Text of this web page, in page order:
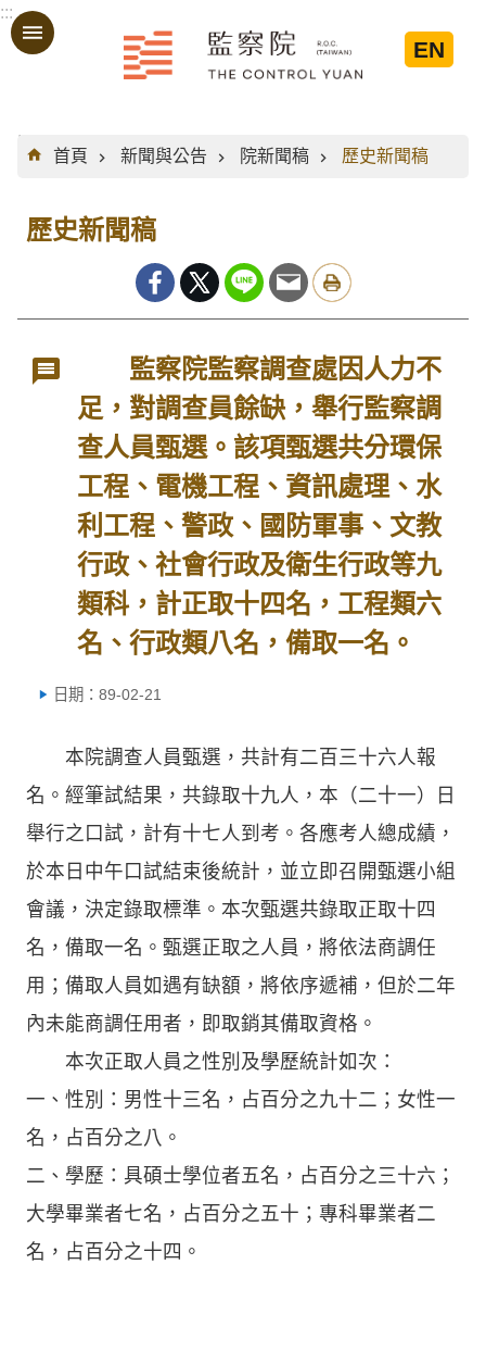
跳到主要內容區塊
:::
EN
:::
首頁
新聞與公告 院新聞稿 歷史新聞稿
歷史新聞稿
監察院監察調查處因人力不
足，對調查員餘缺，舉行監察調
查人員甄選。該項甄選共分環保
工程、電機工程、資訊處理、水
利工程、警政、國防軍事、文教
行政、社會行政及衛生行政等九
類科，計正取十四名，工程類六
名、行政類八名，備取一名。
日期：89-02-21
本院調查人員甄選，共計有二百三十六人報
名。經筆試結果，共錄取十九人，本（二十一）日
舉行之口試，計有十七人到考。各應考人總成績，
於本日中午口試結束後統計，並立即召開甄選小組
會議，決定錄取標準。本次甄選共錄取正取十四
名，備取一名。甄選正取之人員，將依法商調任
用；備取人員如遇有缺額，將依序遞補，但於二年
內未能商調任用者，即取銷其備取資格。
本次正取人員之性別及學歷統計如次：
一、性別：男性十三名，占百分之九十二；女性一
名，占百分之八。
二、學歷：具碩士學位者五名，占百分之三十六；
大學畢業者七名，占百分之五十；專科畢業者二
名，占百分之十四。